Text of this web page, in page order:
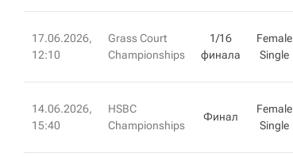
17.06.2026,
12:10
Grass Court
Championships
1/16
финала
Female
Single
14.06.2026,
15:40
HSBC
Championships
Финал
Female
Single